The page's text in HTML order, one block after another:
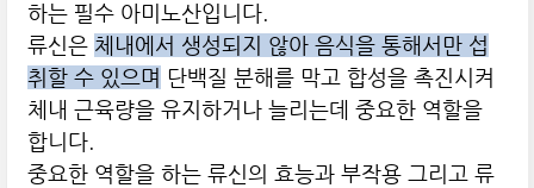
하는 필수 아미노산입니다.
류신은 체내에서 생성되지 않아 음식을 통해서만 섭
취할 수 있으며 단백질 분해를 막고 합성을 촉진시켜
체내 근육량을 유지하거나 늘리는데 중요한 역할을
합니다.
중요한 역할을 하는 류신의 효능과 부작용 그리고 류